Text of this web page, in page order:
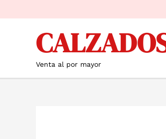
al
contenido
Venta al por mayor